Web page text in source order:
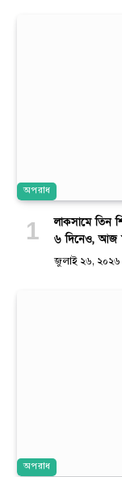
অপরাধ
লাকসামে তিন
৬ দিনেও, আজ
জুলাই ২৬, ২০২৬
অপরাধ